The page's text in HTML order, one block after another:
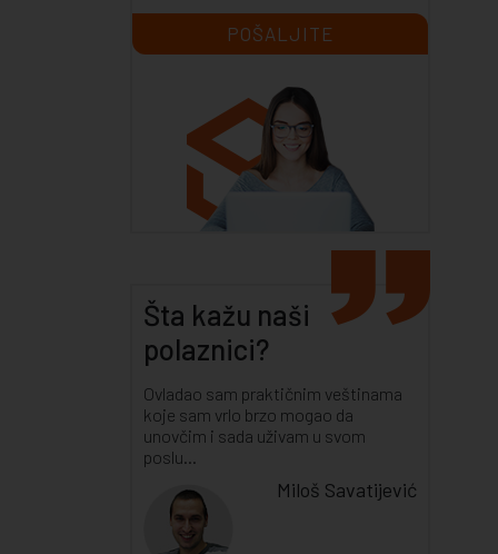
Šta kažu naši
polaznici?
Ovladao sam praktičnim veštinama
koje sam vrlo brzo mogao da
unovčim i sada uživam u svom
poslu...
Miloš Savatijević